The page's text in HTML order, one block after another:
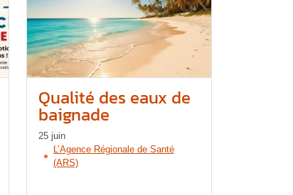
Qualité des eaux de
baignade
25 juin
L’Agence Régionale de Santé
(ARS)